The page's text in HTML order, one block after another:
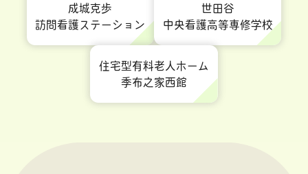
成城克歩
訪問看護ステーション
世田谷
中央看護高等専修学校
住宅型有料老人ホーム
季布之家西館